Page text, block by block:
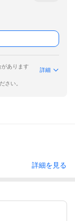
あります
詳細
さい。
詳細を見る